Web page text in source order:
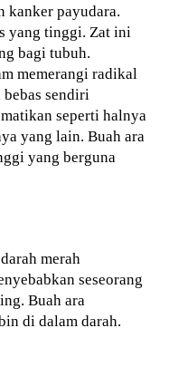
kanker payudara.
yang tinggi. Zat ini
bagi tubuh.
memerangi radikal
sendiri
seperti halnya
yang lain. Buah ara
yang berguna
merah
seseorang
Buah ara
di dalam darah.